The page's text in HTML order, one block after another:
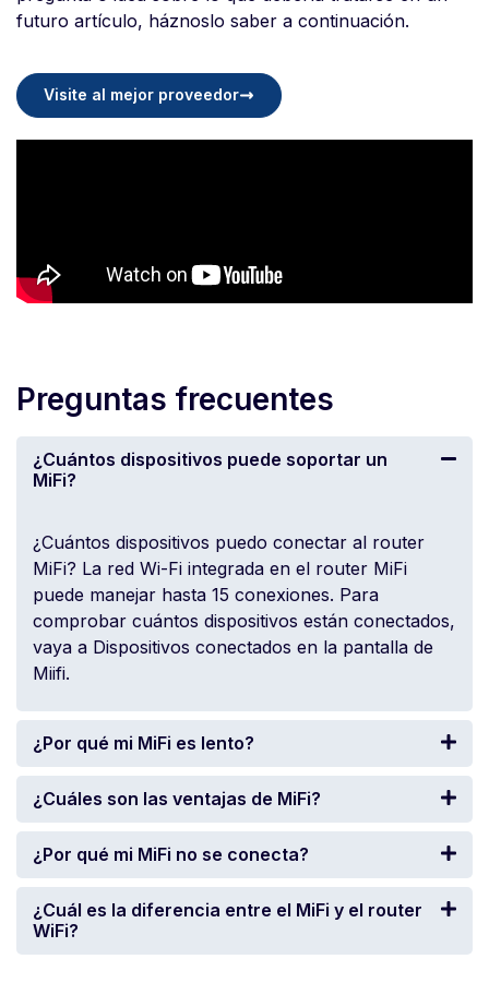
futuro artículo, háznoslo saber a continuación.
Visite al mejor proveedor
Preguntas frecuentes
¿Cuántos dispositivos puede soportar un
MiFi?
¿Cuántos dispositivos puedo conectar al router
MiFi? La red Wi-Fi integrada en el router MiFi
puede manejar hasta 15 conexiones. Para
comprobar cuántos dispositivos están conectados,
vaya a Dispositivos conectados en la pantalla de
Miifi.
¿Por qué mi MiFi es lento?
¿Cuáles son las ventajas de MiFi?
¿Por qué mi MiFi no se conecta?
¿Cuál es la diferencia entre el MiFi y el router
WiFi?